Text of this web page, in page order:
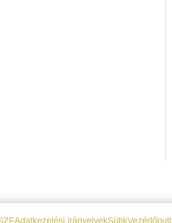
Adatkezelési irányelvekSütikVezérlőpult